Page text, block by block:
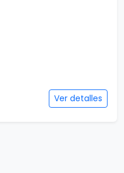
Ver detalles